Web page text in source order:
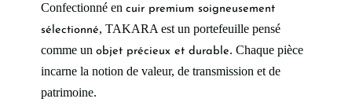
Confectionné en cuir premium soigneusement
sélectionné, TAKARA est un portefeuille pensé
comme un objet précieux et durable. Chaque pièce
incarne la notion de valeur, de transmission et de
patrimoine.